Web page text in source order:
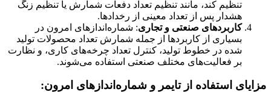
تنظیم کند، مانند تنظیم تعداد دفعات شمارش یا تنظیم زنگ
هشدار پس از تعداد معینی از رخدادها.
کاربردهای صنعتی و تجاری: شماره‌اندازهای امرون در
بسیاری از کاربردها از جمله شمارش تعداد محصولات تولید
شده در خطوط تولید، کنترل تعداد چرخه‌های کاری، و نظارت
بر فعالیت‌های مختلف صنعتی استفاده می‌شوند.
مزایای استفاده از تایمر و شماره‌اندازهای امرون: